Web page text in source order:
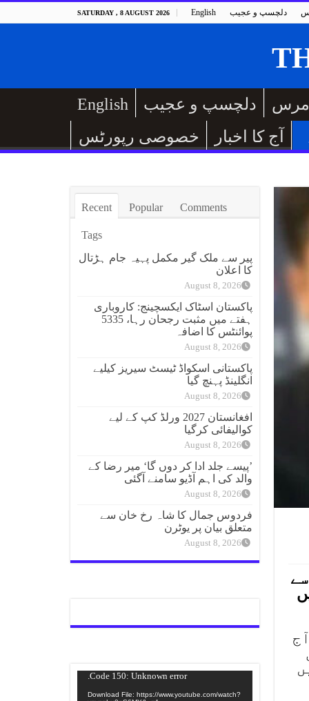
SATURDAY , 8 AUGUST 2026 English دلچسپ و عجیب
English دلچسپ و عجیب
خصوصی رپورٹس
آج کا اخبار
Recent Popular Comments
Tags
پیر سے ملک گیر مکمل پہیہ جام ہڑتال
کا اعلان
August 8, 2026
پاکستان اسٹاک ایکسچینج: کاروباری
ہفتے میں مثبت رجحان رہا، 5335
پوائنٹس کا اضافہ
August 8, 2026
پاکستانی اسکواڈ ٹیسٹ سیریز کیلیے
انگلینڈ پہنچ گیا
August 8, 2026
افغانستان 2027 ورلڈ کپ کے لیے
کوالیفائی کرگیا
August 8, 2026
’پیسے جلد ادا کر دوں گا‘ میر رضا کے
والد کی اہم آڈیو سامنے آگئی
August 8, 2026
فردوس جمال کا شاہ رخ خان سے
متعلق بیان پر یوٹرن
August 8, 2026
Code 150: Unknown error.
Download File: https://www.youtube.com/watch?